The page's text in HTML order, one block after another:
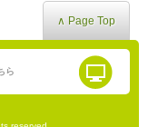
∧ Page Top
ら